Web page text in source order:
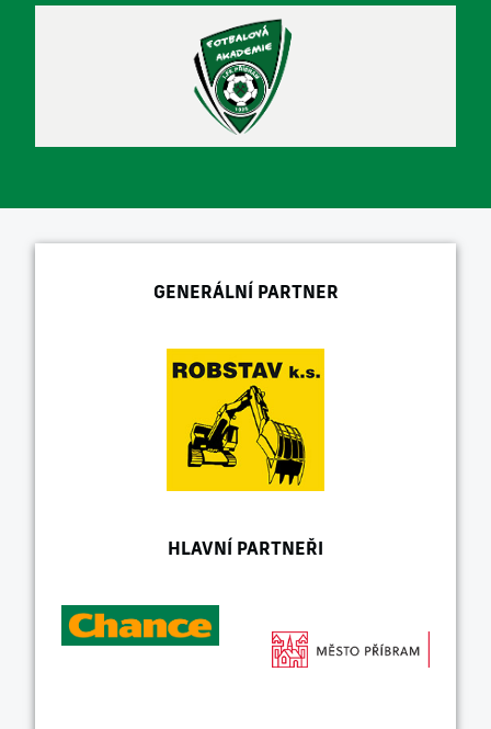
GENERÁLNÍ PARTNER
HLAVNÍ PARTNEŘI